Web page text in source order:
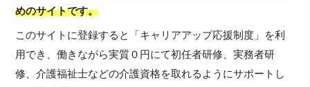
めのサイトです。
このサイトに登録すると「キャリアアップ応援制度」を利
用でき、働きながら実質０円にて初任者研修、実務者研
修、介護福祉士などの介護資格を取れるようにサポートし